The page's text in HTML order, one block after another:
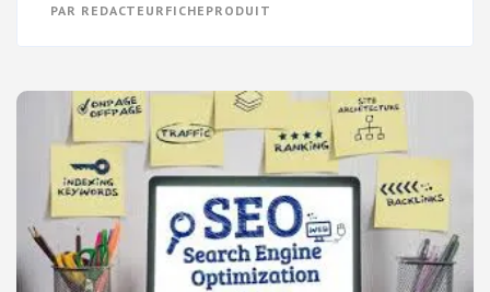
RÉFÉRENCEMENT
SUR
GOOGLE:
CLÉS
SUCCÈS
PAR REDACTEURFICHEPRODUIT